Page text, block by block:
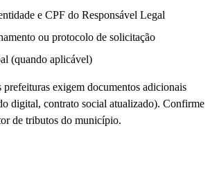
e CPF do Responsável Legal
ou protocolo de solicitação
(quando aplicável)
exigem documentos adicionais
digital, contrato social atualizado). Confirme
de tributos do município.